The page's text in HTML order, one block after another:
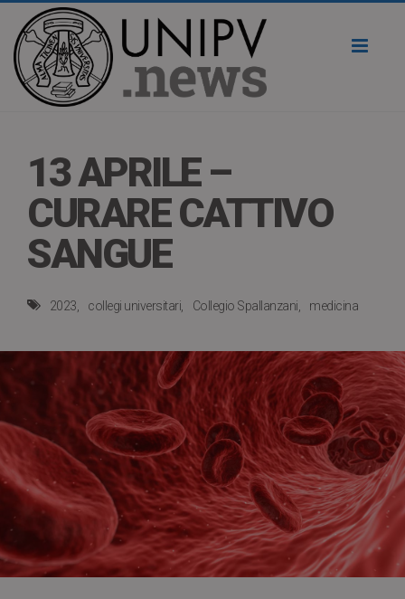
13 APRILE –
CURARE CATTIVO
SANGUE
2023 collegi universitari Collegio Spallanzani medicina